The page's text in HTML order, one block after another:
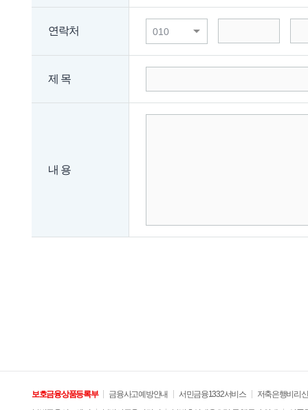
개인정보 및 고유식별정보의 수집 및 이용에 동의하셔야
개인정보에 관한 민원서비스
회사는 고객의 개인정보를 보호하고 개인정보와 관련한
연락처
제 목
내 용
보호금융상품등록부 금융사고예방안내 서민금융1332서비스
저축은행비리